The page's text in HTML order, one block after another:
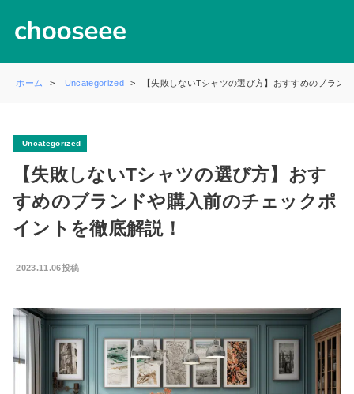
ホーム Uncategorized 【失敗しないTシャツの選び方】おすすめのブラン
Uncategorized
【失敗しないTシャツの選び方】おす
すめのブランドや購入前のチェックポ
イントを徹底解説！
2023.11.06投稿